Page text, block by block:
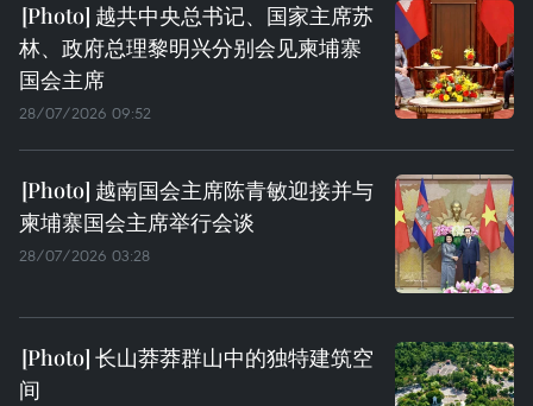
越共中央总书记、国家主席苏
林、政府总理黎明兴分别会见柬埔寨
国会主席
28/07/2026 09:52
越南国会主席陈青敏迎接并与
柬埔寨国会主席举行会谈
28/07/2026 03:28
长山莽莽群山中的独特建筑空
间